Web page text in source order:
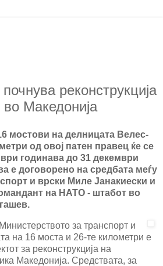
реконструкција
Македонија
мостови на делницата Велес-
од овој патен правец ќе се
годинава до 31 декември
е договорено на средбата меѓу
и врски Миле Јанакиески и
на НАТО - штабот во
за транспорт и
на 16 моста и 26-те километри е
за реконструкција на
Македонија. Средствата, за